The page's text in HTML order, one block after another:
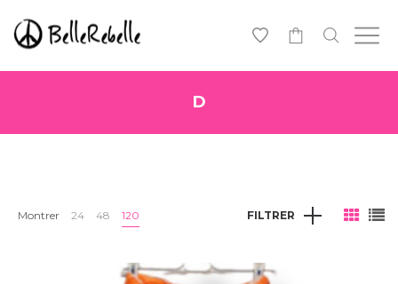
D
Montrer 24 48 120 FILTRER